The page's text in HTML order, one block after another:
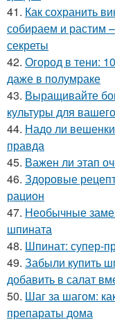
41. Как сохранить
собираем и растим
секреты
42. Огород в тени:
даже в полумраке
43. Выращивайте
культуры для
44. Надо ли
правда
45. Важен ли этап
46. Здоровые
рацион
47. Необычные
шпината
48. Шпинат: супер-
49. Забыли купить
добавить в салат
50. Шаг за шагом:
препараты дома